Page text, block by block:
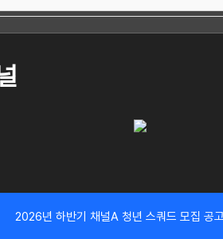
2026년 하반기 채널A 청년 스쿼드 모집 공고